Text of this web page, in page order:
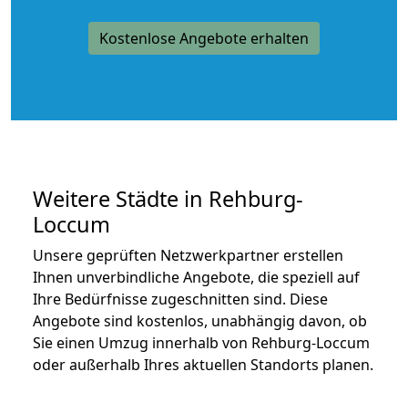
Kostenlose Angebote erhalten
Weitere Städte in Rehburg-
Loccum
Unsere geprüften Netzwerkpartner erstellen
Ihnen unverbindliche Angebote, die speziell auf
Ihre Bedürfnisse zugeschnitten sind. Diese
Angebote sind kostenlos, unabhängig davon, ob
Sie einen Umzug innerhalb von Rehburg-Loccum
oder außerhalb Ihres aktuellen Standorts planen.